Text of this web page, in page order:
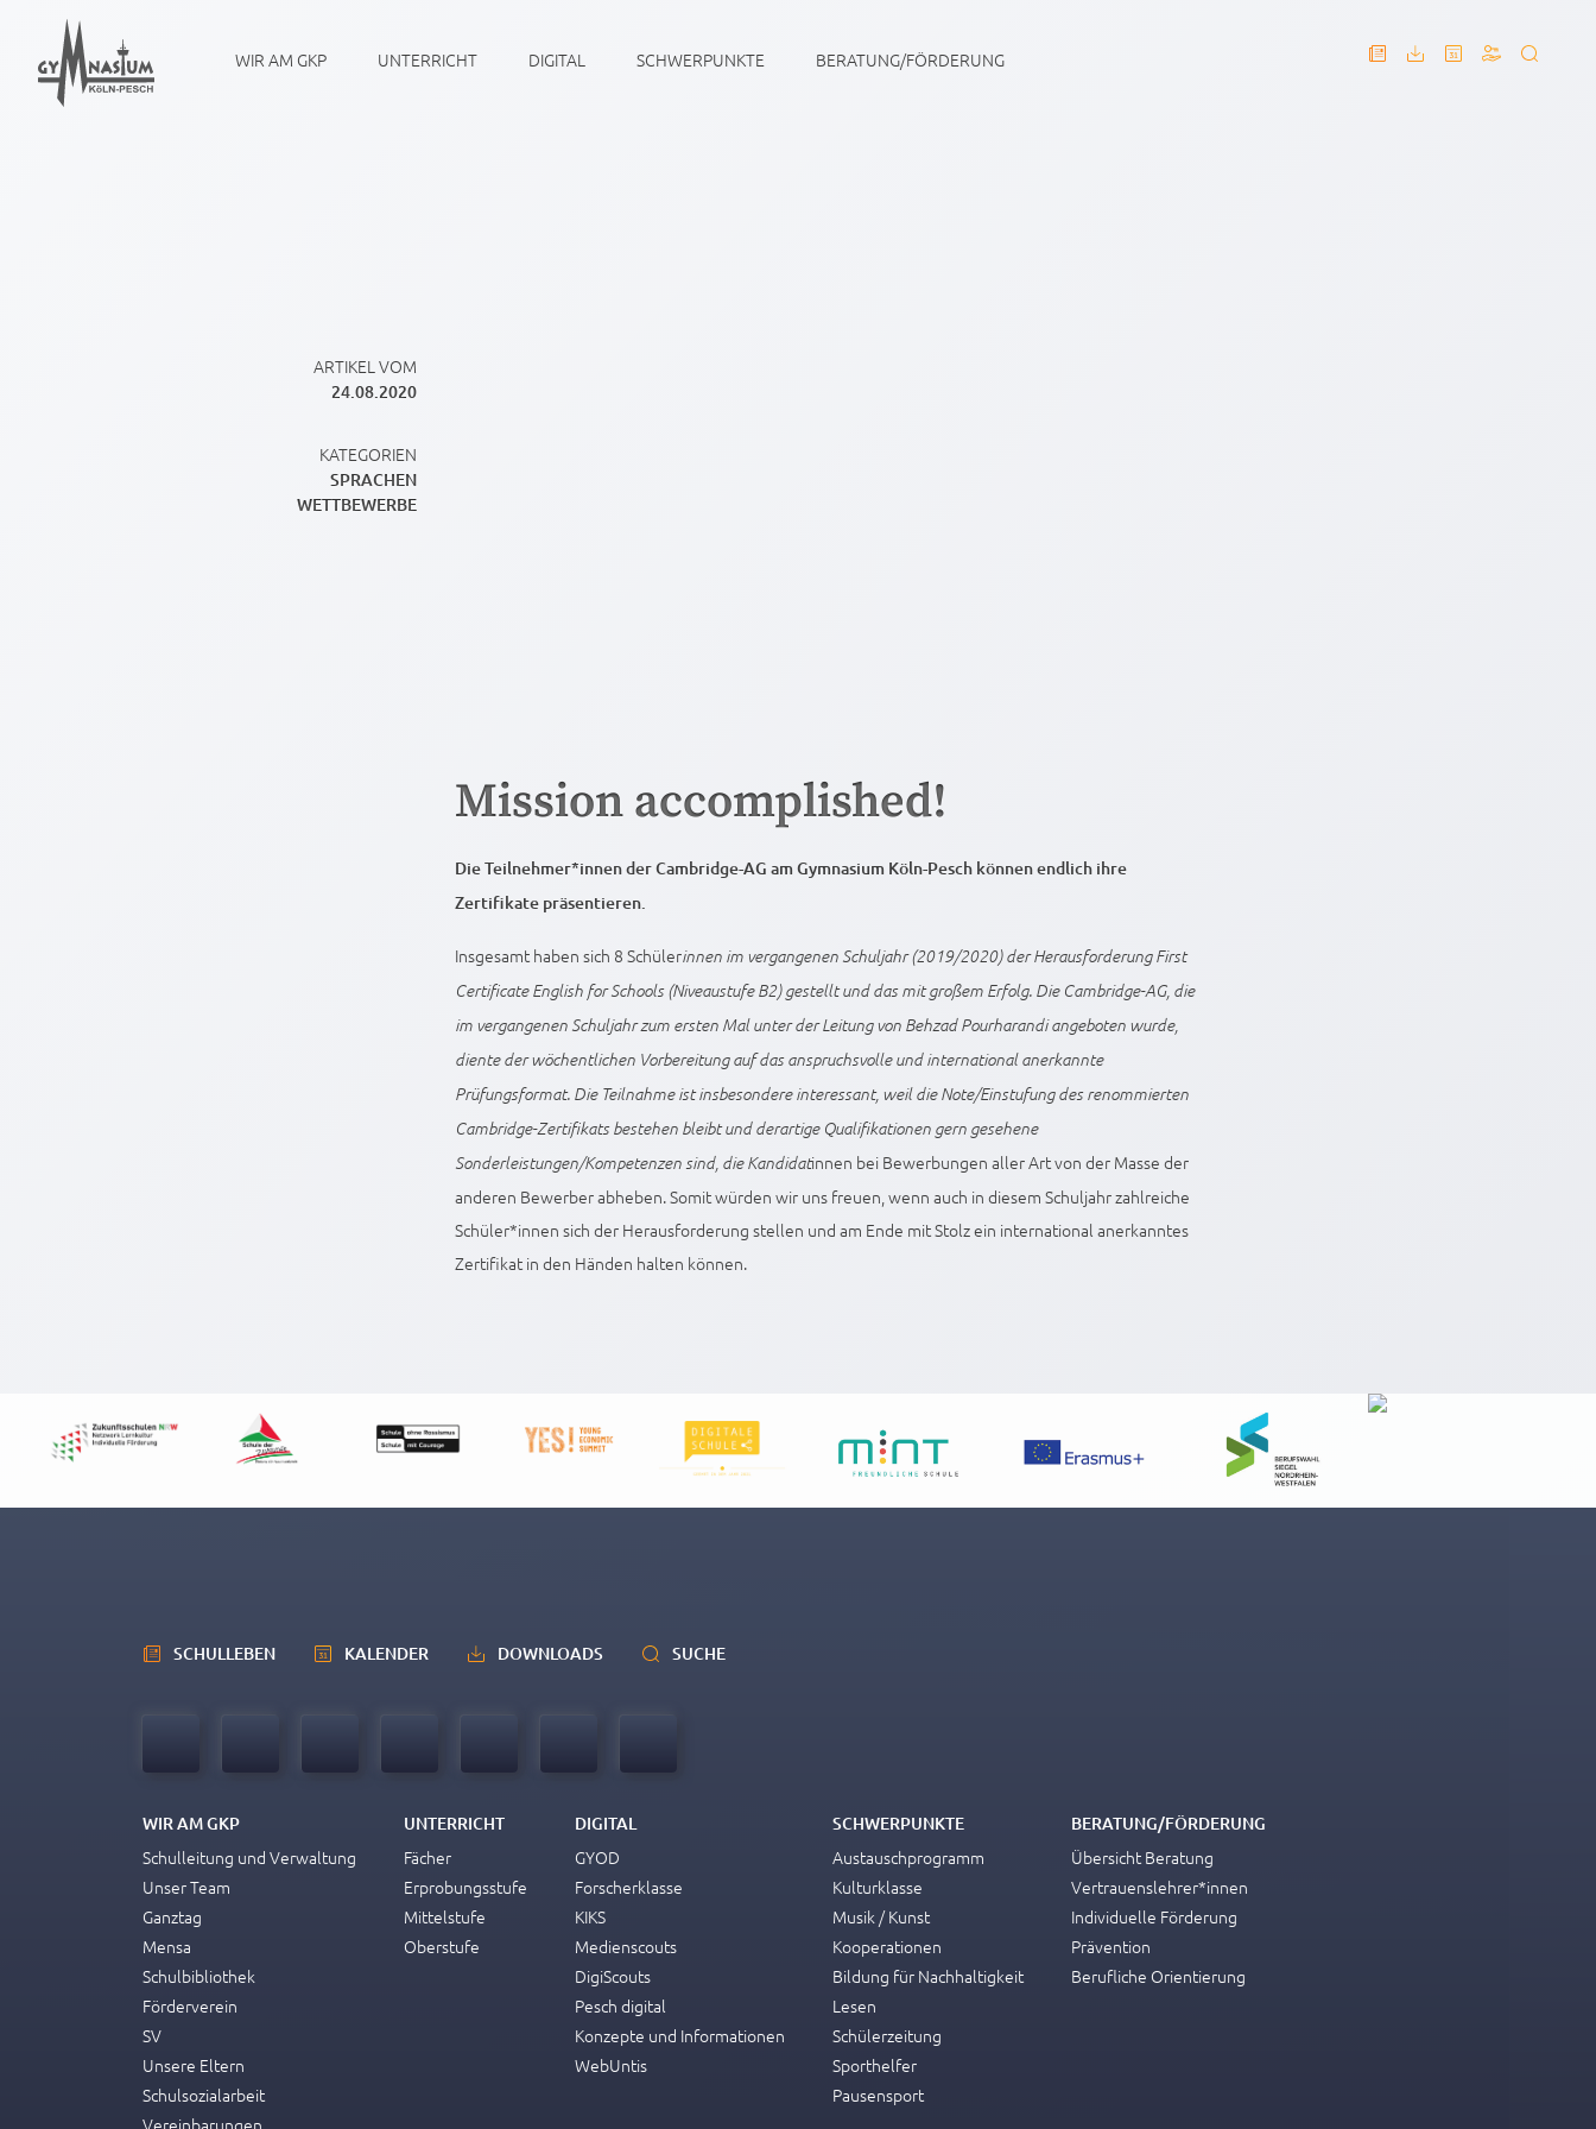
WIR AM GKP UNTERRICHT DIGITAL SCHWERPUNKTE BERATUNG/FÖRDERUNG
ARTIKEL VOM
24.08.2020
KATEGORIEN
SPRACHEN
WETTBEWERBE
Mission accomplished!
Die Teilnehmer*innen der Cambridge-AG am Gymnasium Köln-Pesch können endlich ihre
Zertifikate präsentieren.
Insgesamt haben sich 8 Schülerinnen im vergangenen Schuljahr (2019/2020) der Herausforderung First
Certificate English for Schools (Niveaustufe B2) gestellt und das mit großem Erfolg. Die Cambridge-AG, die
im vergangenen Schuljahr zum ersten Mal unter der Leitung von Behzad Pourharandi angeboten wurde,
diente der wöchentlichen Vorbereitung auf das anspruchsvolle und international anerkannte
Prüfungsformat. Die Teilnahme ist insbesondere interessant, weil die Note/Einstufung des renommierten
Cambridge-Zertifikats bestehen bleibt und derartige Qualifikationen gern gesehene
Sonderleistungen/Kompetenzen sind, die Kandidatinnen bei Bewerbungen aller Art von der Masse der
anderen Bewerber abheben. Somit würden wir uns freuen, wenn auch in diesem Schuljahr zahlreiche
Schüler*innen sich der Herausforderung stellen und am Ende mit Stolz ein international anerkanntes
Zertifikat in den Händen halten können.
SCHULLEBEN KALENDER DOWNLOADS SUCHE
WIR AM GKP
Schulleitung und Verwaltung
Unser Team
Ganztag
Mensa
Schulbibliothek
Förderverein
SV
Unsere Eltern
Schulsozialarbeit
Vereinbarungen
UNTERRICHT
Fächer
Erprobungsstufe
Mittelstufe
Oberstufe
DIGITAL
GYOD
Forscherklasse
KIKS
Medienscouts
DigiScouts
Pesch digital
Konzepte und Informationen
WebUntis
SCHWERPUNKTE
Austauschprogramm
Kulturklasse
Musik / Kunst
Kooperationen
Bildung für Nachhaltigkeit
Lesen
Schülerzeitung
Sporthelfer
Pausensport
BERATUNG/FÖRDERUNG
Übersicht Beratung
Vertrauenslehrer*innen
Individuelle Förderung
Prävention
Berufliche Orientierung